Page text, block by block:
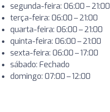
segunda-feira: 06:00 – 21:00
terça-feira: 06:00 – 21:00
quarta-feira: 06:00 – 21:00
quinta-feira: 06:00 – 21:00
sexta-feira: 06:00 – 17:00
sábado: Fechado
domingo: 07:00 – 12:00